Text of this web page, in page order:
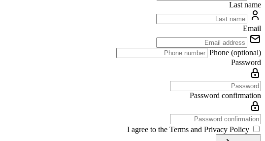
Last name
Email
Phone (optional)
Password
Password confirmation
I agree to the Terms and Privacy Policy